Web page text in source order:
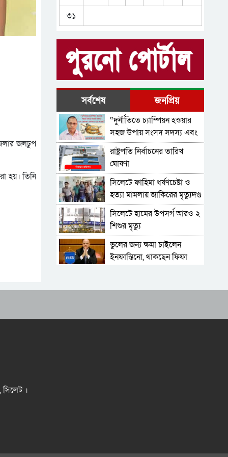
জলঢুপ
হয়। তিনি
সকল অপরাধের সঠিক তদন্ত
মাহফুজুল
মন বসেনা’
শহীদ সাংবাদিক তুরাব স্মৃতি
ফলকে বিয়ানীবাজার
প্রেসক্লাবের শ্রদ্ধা
বিয়ানীবাজারে একাধিক
মামলার পরোয়ানাভূক্ত ছাত্রলীগ
নেতা গ্রেফতার
বিয়ানীবাজারে অবৈধ দখলে
হারাচ্ছে হাটের প্রাণ, ইজারা
হয়না ৪০টি বাজার
৩১
সর্বশেষ জনপ্রিয়
“দুর্নীতিতে চ্যাম্পিয়ন হওয়ার
সহজ উপায় সংসদ সদস্য এবং
প্রশাসন একাকার হয়ে যাওয়া”
রাষ্ট্রপতি নির্বাচনের তারিখ
ঘোষণা
সিলেটে ফাহিমা ধর্ষণচেষ্টা ও
হত্যা মামলায় জাকিরের মৃত্যুদণ্ড
সিলেটে হামের উপসর্গ আরও ২
শিশুর মৃত্যু
ভুলের জন্য ক্ষমা চাইলেন
ইনফান্তিনো, থাকছেন ফিফা
তরুণীর খণ্ডিত মাথা ও দুই হাত
দেওয়া নিয়ে পররাষ্ট্র মন্ত্রণালয়ের
সিলেট ।